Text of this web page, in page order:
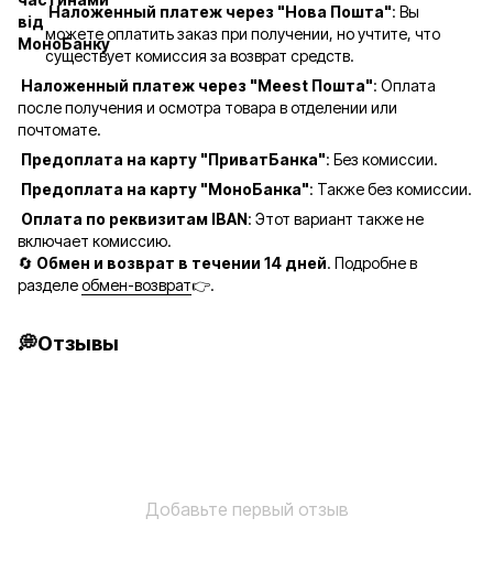
Наложенный платеж через "Нова Пошта": Вы
можете оплатить заказ при получении, но учтите, что
существует комиссия за возврат средств.
Наложенный платеж через "Meest Пошта": Оплата
после получения и осмотра товара в отделении или
почтомате.
Предоплата на карту "ПриватБанка": Без комиссии.
Предоплата на карту "МоноБанка": Также без комиссии.
Оплата по реквизитам IBAN: Этот вариант также не
включает комиссию.
🔄 Обмен и возврат в течении 14 дней. Подробне в
разделеобмен-возврат👉.
💭Отзывы
Добавьте первый отзыв